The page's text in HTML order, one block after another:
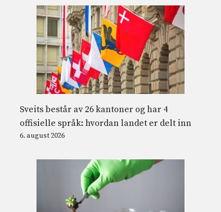
Sveits består av 26 kantoner og har 4
offisielle språk: hvordan landet er delt inn
6. august 2026